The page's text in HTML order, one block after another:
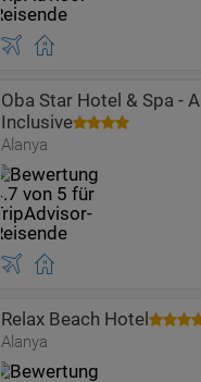
Oba Star Hotel & Spa - All
Inclusive
Alanya
Relax Beach Hotel
Alanya